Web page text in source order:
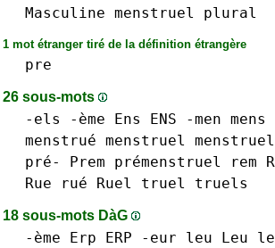
Masculine menstruel plural
1 mot étranger tiré de la définition étrangère
pre
26 sous-mots
-els -ème Ens ENS -men mens
menstrué menstruel
pré-
Prem prémenstruel rem
Rue rué
Ruel truel truels
18 sous-mots DàG
-ème Erp ERP -eur leu Leu